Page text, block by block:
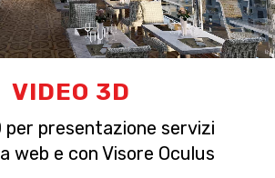
VIDEO 3D
per presentazione servizi
web e con Visore Oculus